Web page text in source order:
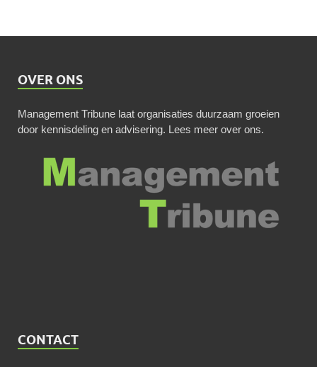
OVER ONS
Management Tribune laat organisaties duurzaam groeien
door kennisdeling en advisering. Lees meer over ons.
CONTACT